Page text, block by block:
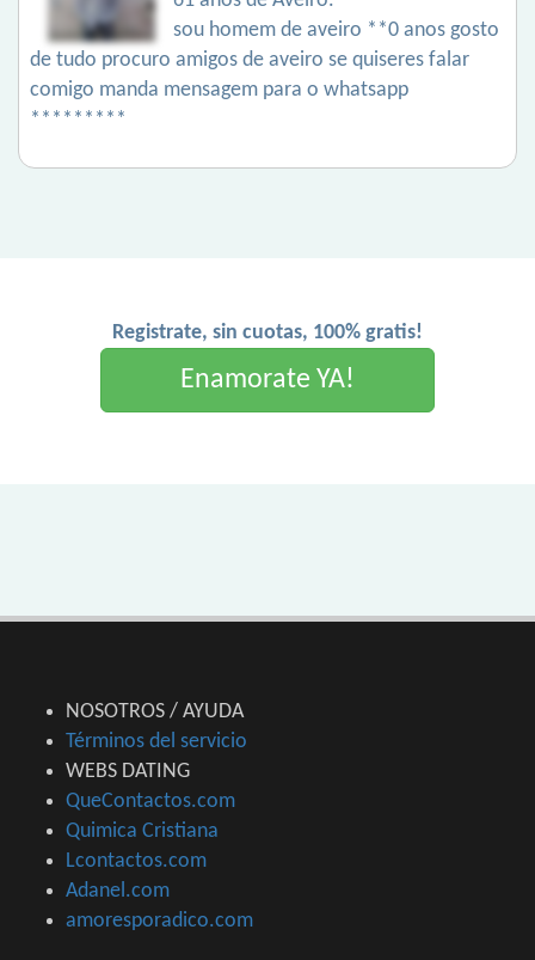
sou homem de aveiro **0 anos gosto
de tudo procuro amigos de aveiro se quiseres falar
comigo manda mensagem para o whatsapp
*********
Registrate, sin cuotas, 100% gratis!
Enamorate YA!
NOSOTROS / AYUDA
Términos del servicio
WEBS DATING
QueContactos.com
Quimica Cristiana
Lcontactos.com
Adanel.com
amoresporadico.com